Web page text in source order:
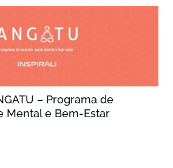
– Programa de
Mental e Bem-Estar